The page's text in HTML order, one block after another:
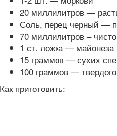
20 миллилитров —
Соль, перец черный —
70 миллилитров –
1 ст. ложка — майонеза
15 граммов — сухих
100 граммов —
Как приготовить: